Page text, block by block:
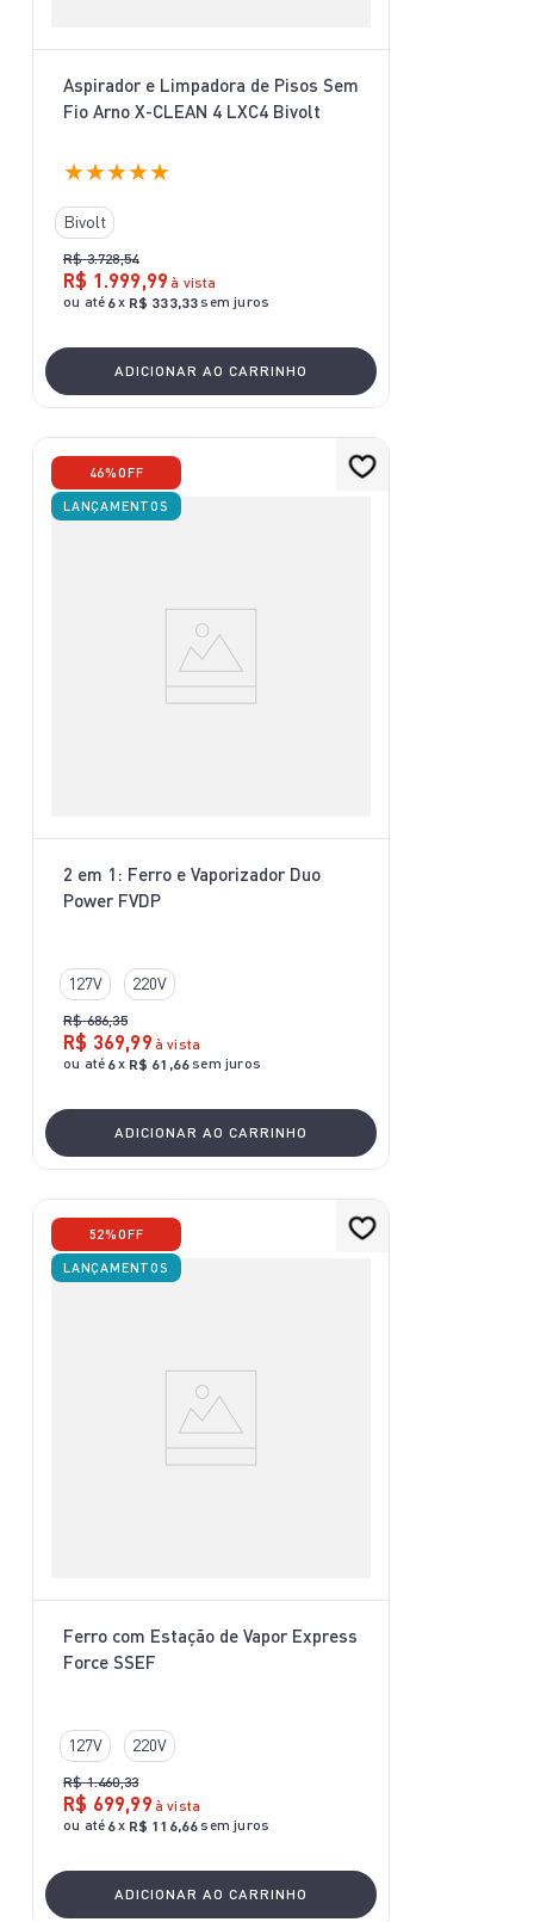
Aspirador e Limpadora de Pisos Sem
Fio Arno X-CLEAN 4 LXC4 Bivolt
★★★★★
Bivolt
R$ 3.728,54
R$ 1 .999,99 à vista
ou até 6x R$ 333,33sem juros
ADICIONAR AO CARRINHO
46%OFF
LANÇAMENTOS
2 em 1: Ferro e Vaporizador Duo
Power FVDP
127V 220V
R$ 686,35
R$ 369,99 à vista
ou até 6x R$ 61 ,66sem juros
ADICIONAR AO CARRINHO
52%OFF
LANÇAMENTOS
Ferro com Estação de Vapor Express
Force SSEF
127V 220V
R$ 1.460,33
R$ 699,99 à vista
ou até 6x R$ 116,66sem juros
ADICIONAR AO CARRINHO